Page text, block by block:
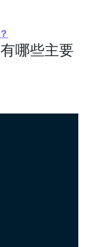
哪些主要